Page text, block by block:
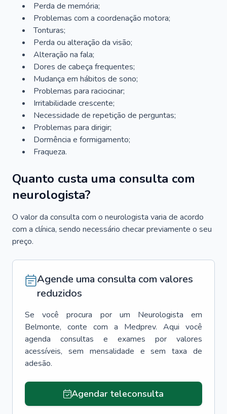
Perda de memória;
Problemas com a coordenação motora;
Tonturas;
Perda ou alteração da visão;
Alteração na fala;
Dores de cabeça frequentes;
Mudança em hábitos de sono;
Problemas para raciocinar;
Irritabilidade crescente;
Necessidade de repetição de perguntas;
Problemas para dirigir;
Dormência e formigamento;
Fraqueza.
Quanto custa uma consulta com
neurologista?
O valor da consulta com o neurologista varia de acordo
com a clínica, sendo necessário checar previamente o seu
preço.
Agende uma consulta com valores
reduzidos
Se você procura por um Neurologista
em
Belmonte, conte com a Medprev. Aqui você
agenda consultas e exames por valores
acessíveis, sem mensalidade e sem taxa de
adesão.
Agendar teleconsulta